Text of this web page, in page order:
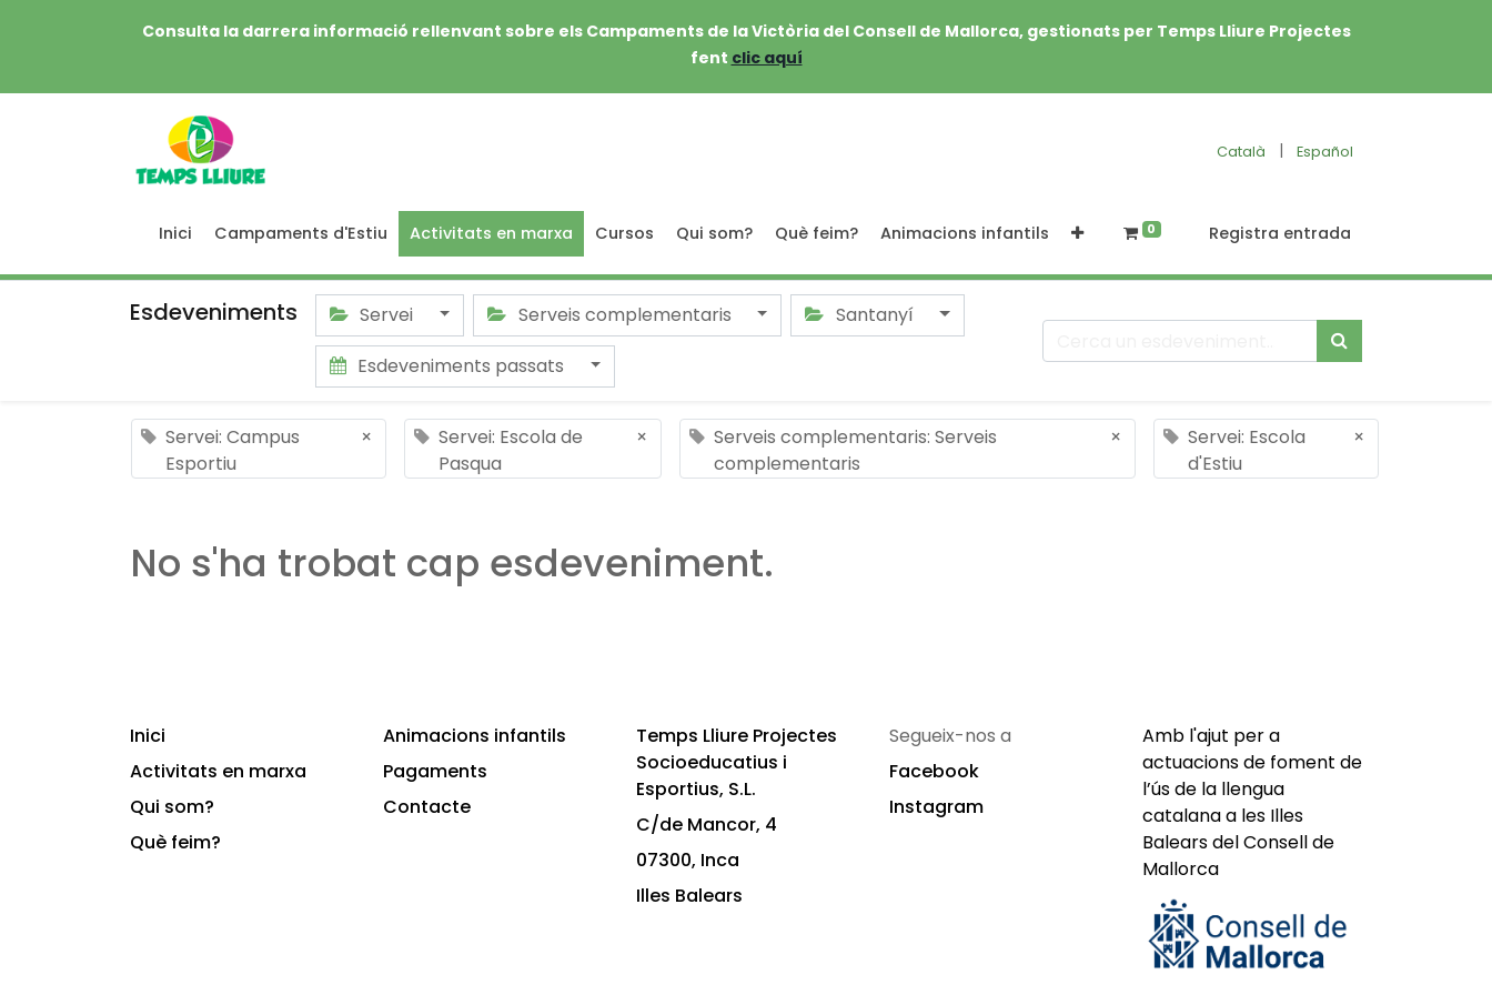
Consulta la darrera informació rellenvant sobre els Campaments de la Victòria del Consell de Mallorca, gestionats per Temps Lliure Projectes
fent clic aquí
Català | Español
Inici Campaments d'Estiu Activitats en marxa Cursos Qui som? Què feim? Animacions infantils 0 Registra entrada
Esdeveniments Servei Serveis complementaris
Santanyí
Esdeveniments passats
Servei: Campus
Esportiu
×
Servei: Escola de
Pasqua
×
Serveis complementaris: Serveis
complementaris
×
Servei: Escola
d'Estiu
×
No s'ha trobat cap esdeveniment.
Inici
Activitats en marxa
Qui som?
Què feim?
Animacions infantils
Pagaments
Contacte
Temps Lliure Projectes
Socioeducatius i
Esportius, S.L.
C/de Mancor, 4
07300, Inca
Illes Balears
Segueix-nos a
Facebook
Instagram
Amb l'ajut per a
actuacions de foment de
l’ús de la llengua
catalana a les Illes
Balears del Consell de
Mallorca